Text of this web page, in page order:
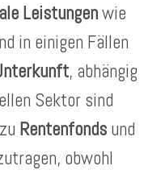
Leistungenwie
in einigen Fällen
, abhängig
Sektor sind
Rentenfonds und
obwohl